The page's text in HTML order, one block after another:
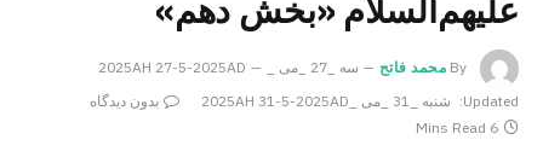
علیهم‌السلام «بخش دهم»
By محمد فاتح
سه _27 _می _2025AH 27-5-2025AD
Updated:
شنبه _31 _می _2025AH 31-5-2025AD
بدون دیدگاه
6 Mins Read